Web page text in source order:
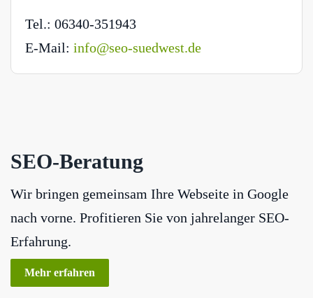
Tel.: 06340-351943
E-Mail: info@seo-suedwest.de
SEO-Beratung
Wir bringen gemeinsam Ihre Webseite in Google
nach vorne. Profitieren Sie von jahrelanger SEO-
Erfahrung.
Mehr erfahren